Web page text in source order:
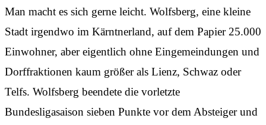
Man macht es sich gerne leicht. Wolfsberg, eine kleine
Stadt irgendwo im Kärntnerland, auf dem Papier 25.000
Einwohner, aber eigentlich ohne Eingemeindungen und
Dorffraktionen kaum größer als Lienz, Schwaz oder
Telfs. Wolfsberg beendete die vorletzte
Bundesligasaison sieben Punkte vor dem Absteiger und